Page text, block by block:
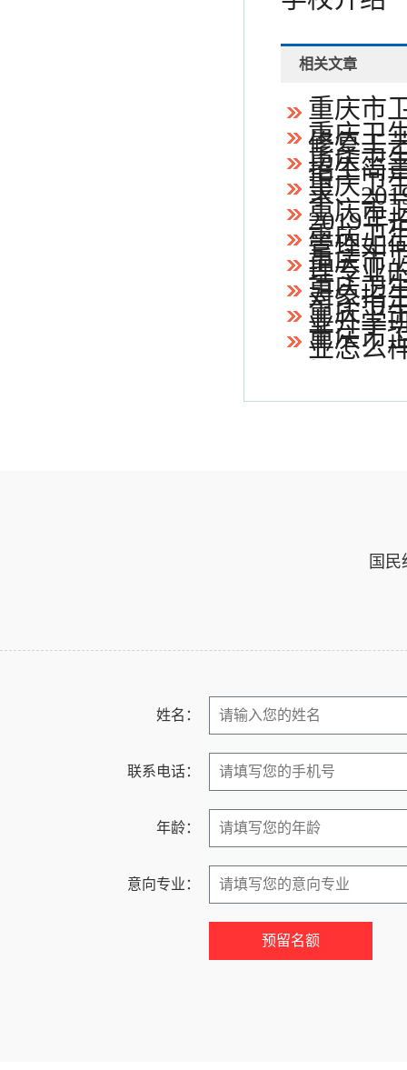
相关文章
重庆市
修复工
重庆卫
招生简
重庆卫
求、
重庆卫
2019年
重庆市
管理如
重庆卫
理专业
重庆市
对象招
重庆卫
业升学
重庆卫
业怎么
重庆市
国
姓名：
联系电话：
年龄：
意向专业：